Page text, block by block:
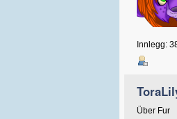
Innlegg:
Über Fur